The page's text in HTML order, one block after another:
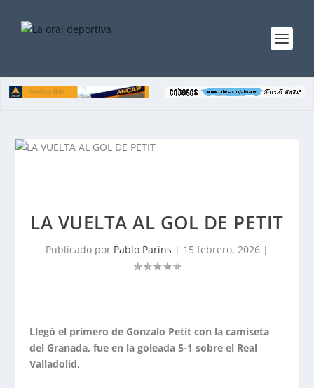
LA VUELTA AL GOL DE PETIT
Publicado por Pablo Parins | 15 febrero, 2026 |
Llegó el primero de Gonzalo Petit con la camiseta
del Granada, fue en la goleada 5-1 sobre el Real
Valladolid.